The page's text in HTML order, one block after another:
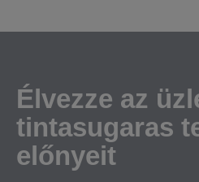
Élvezze az
tintasugaras
előnyeit